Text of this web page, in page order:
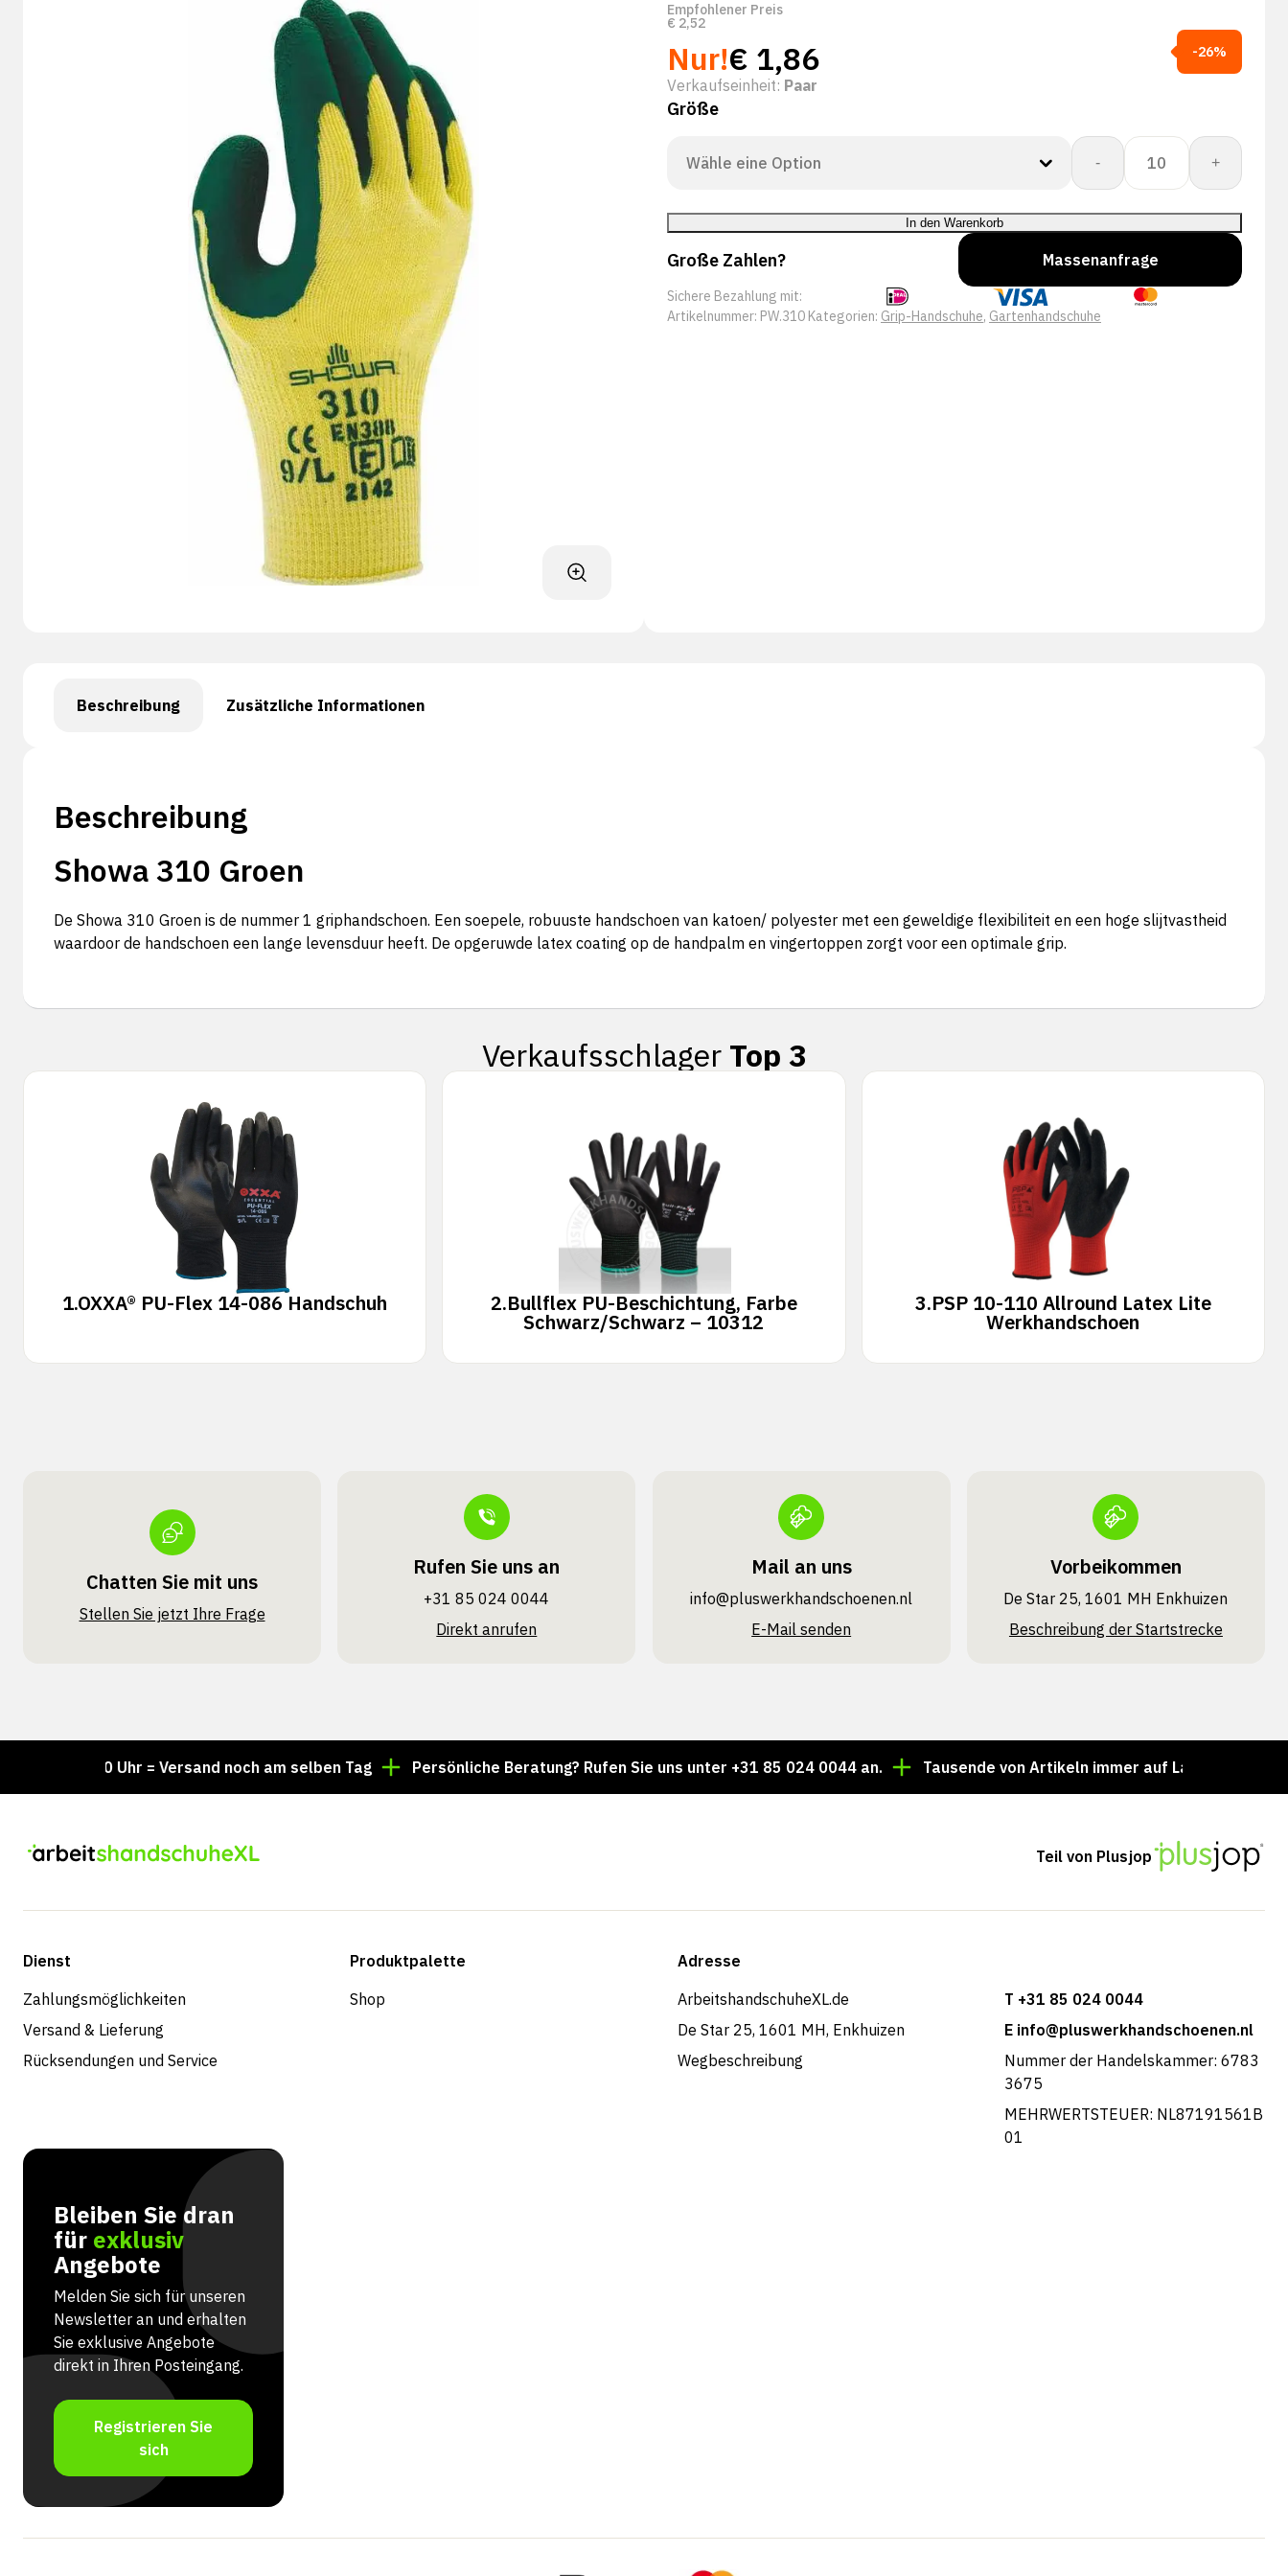
Empfohlener Preis
€ 2,52
Nur!€ 1,86 -26%
Verkaufseinheit: Paar
Größe
-
Showa
310
Groen
Menge
+
In den Warenkorb
Große Zahlen? Massenanfrage
Sichere Bezahlung mit:
Artikelnummer: PW.310 Kategorien: Grip-Handschuhe, Gartenhandschuhe
Beschreibung Zusätzliche Informationen
Beschreibung
Showa 310 Groen
De Showa 310 Groen is de nummer 1 griphandschoen. Een soepele, robuuste handschoen van katoen/ polyester met een geweldige flexibiliteit en een hoge slijtvastheid
waardoor de handschoen een lange levensduur heeft. De opgeruwde latex coating op de handpalm en vingertoppen zorgt voor een optimale grip.
Verkaufsschlager Top 3
1.OXXA® PU-Flex 14-086 Handschuh 2.Bullflex PU-Beschichtung, Farbe
Schwarz/Schwarz – 10312
3.PSP 10-110 Allround Latex Lite
Werkhandschoen
Chatten Sie mit uns
Stellen Sie jetzt Ihre Frage
Rufen Sie uns an
+31 85 024 0044
Direkt anrufen
Mail an uns
info@pluswerk­handschoenen.nl
E-Mail senden
Vorbeikommen
De Star 25, 1601 MH Enkhuizen
Beschreibung der Startstrecke
15:00 Uhr = Versand noch am selben Tag Persönliche Beratung? Rufen Sie uns unter +31 85 024 0044 an. Tausende von Artikeln immer auf Lager!
Teil von Plusjop
Dienst
Zahlungsmöglichkeiten
Versand & Lieferung
Rücksendungen und Service
Produktpalette
Shop
Adresse
ArbeitshandschuheXL.de
De Star 25, 1601 MH, Enkhuizen
Wegbeschreibung
T +31 85 024 0044
E info@pluswerkhandschoenen.nl
Nummer der Handelskammer: 6783
3675
MEHRWERTSTEUER: NL87191561B
01
Bleiben Sie dran
für exklusiv
Angebote
Melden Sie sich für unseren
Newsletter an und erhalten
Sie exklusive Angebote
direkt in Ihren Posteingang.
Registrieren Sie
sich